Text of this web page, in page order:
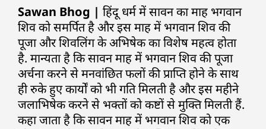
Sawan Bhog | हिंदू धर्म में सावन का माह भगवान
शिव को समर्पित है और इस माह में भगवान शिव की
पूजा और शिवलिंग के अभिषेक का विशेष महत्व होता
है. मान्यता है कि सावन माह में भगवान शिव की पूजा
अर्चना करने से मनवांछित फलों की प्राप्ति होने के साथ
ही रुके हुए कार्यों को भी गति मिलती है और इस महीने
जलाभिषेक करने से भक्तों को कष्टों से मुक्ति मिलती हैं.
कहा जाता है कि सावन माह में भगवान शिव को एक